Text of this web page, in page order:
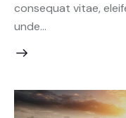
consequat vitae,
unde…